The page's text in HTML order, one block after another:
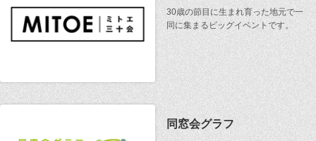
30歳の節目に生まれ育った地元で一
同に集まるビッグイベントです。
同窓会グラフ